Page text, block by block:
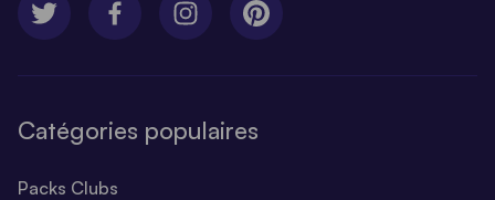
Catégories populaires
Packs Clubs